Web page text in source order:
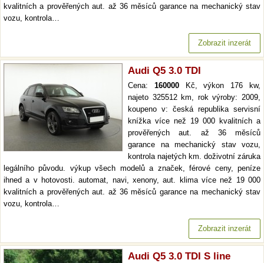
kvalitních a prověřených aut. až 36 měsíců garance na mechanický stav
vozu, kontrola…
Zobrazit inzerát
Audi Q5 3.0 TDI
Cena: 160000Kč, výkon 176 kw,
najeto 325512 km, rok výroby: 2009,
koupeno v: česká republika servisní
knížka více než 19 000 kvalitních a
prověřených aut. až 36 měsíců
garance na mechanický stav vozu,
kontrola najetých km. doživotní záruka
legálního původu. výkup všech modelů a značek, férové ceny, peníze
ihned a v hotovosti. automat, navi, xenony, aut. klima více než 19 000
kvalitních a prověřených aut. až 36 měsíců garance na mechanický stav
vozu, kontrola…
Zobrazit inzerát
Audi Q5 3.0 TDI S line